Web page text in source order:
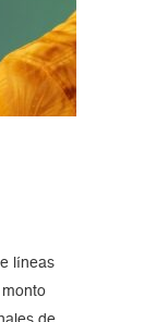
líneas